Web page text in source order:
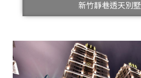
新竹靜巷透天別墅